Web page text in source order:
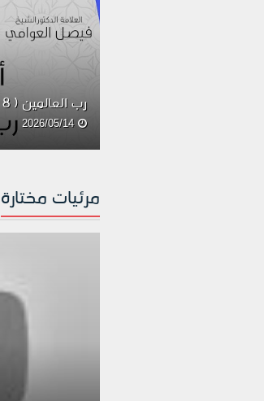
رب العالمين ( 8 )
2026/05/14
مرئيات مختارة